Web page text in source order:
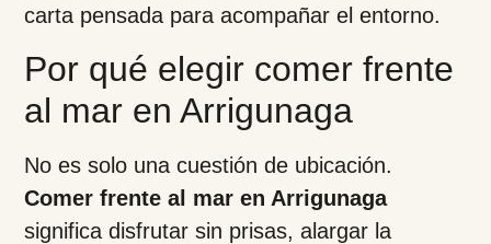
carta pensada para acompañar el entorno.
Por qué elegir comer frente
al mar en Arrigunaga
No es solo una cuestión de ubicación.
Comer frente al mar en Arrigunaga
significa disfrutar sin prisas, alargar la